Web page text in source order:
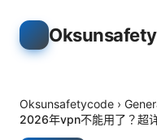
Oksunsafetycode ›
2026年vpn不能用了？超